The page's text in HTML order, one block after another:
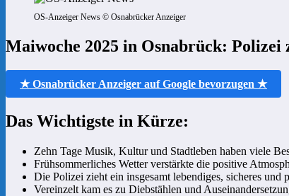
OS-Anzeiger News © Osnabrücker Anzeiger
Maiwoche 2025 in Osnabrück:
★ Osnabrücker Anzeiger auf Google bevorzugen ★
Das Wichtigste in Kürze:
Zehn Tage Musik, Kultur und Stadtleben haben viele
Frühsommerliches Wetter verstärkte die positive
Die Polizei zieht ein insgesamt lebendiges, sicheres und
Vereinzelt kam es zu Diebstählen und